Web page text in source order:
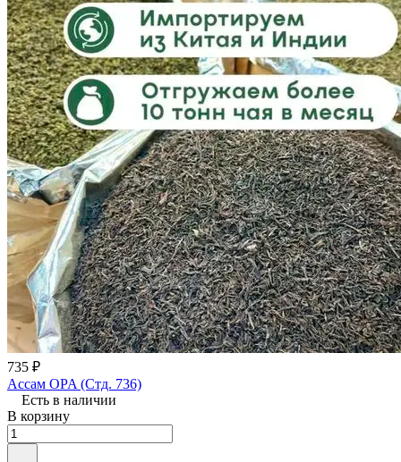
735 ₽
Ассам OPA (Стд. 736)
Есть в наличии
В корзину